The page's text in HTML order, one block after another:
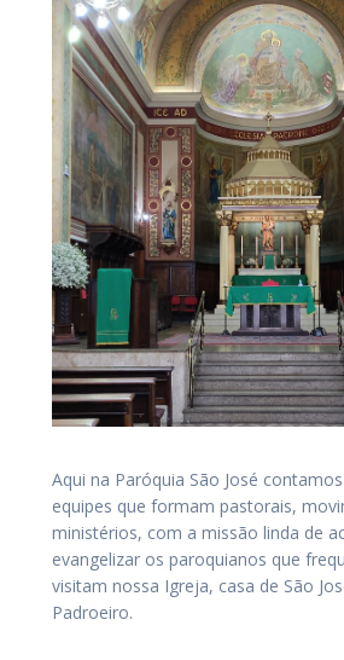
Aqui na Paróquia São José
equipes que formam pastorais,
ministérios, com a missão linda de
evangelizar os paroquianos que
visitam nossa Igreja, casa de São
Padroeiro.